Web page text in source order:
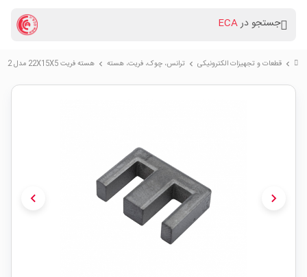
جستجو درECA
chevron_right قطعات و تجهیزات الکترونیکی chevron_right ترانس، چوک، فریت، هسته chevron_right هسته فریت 22X15X5 مدل EE22
chevron_left chevron_right